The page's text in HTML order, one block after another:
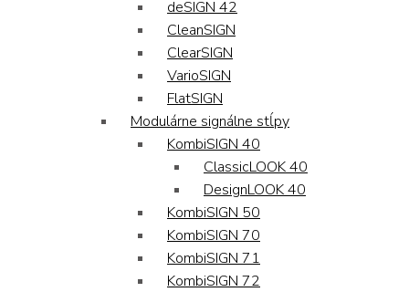
deSIGN 42
CleanSIGN
ClearSIGN
VarioSIGN
FlatSIGN
Modulárne signálne stĺpy
KombiSIGN 40
ClassicLOOK 40
DesignLOOK 40
KombiSIGN 50
KombiSIGN 70
KombiSIGN 71
KombiSIGN 72